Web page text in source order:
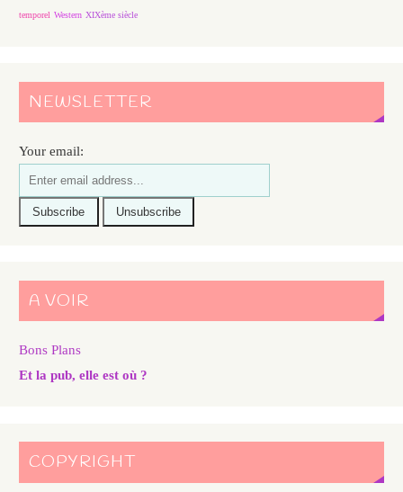
temporel Western XIXème siècle
NEWSLETTER
Your email:
A VOIR
Bons Plans
Et la pub, elle est où ?
COPYRIGHT